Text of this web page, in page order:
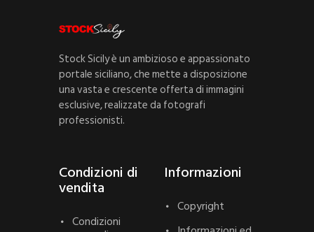
Stock Sicily è un ambizioso e appassionato
portale siciliano, che mette a disposizione
una vasta e crescente offerta di immagini
esclusive, realizzate da fotografi
professionisti.
Condizioni di
vendita
Condizioni
Informazioni
Copyright